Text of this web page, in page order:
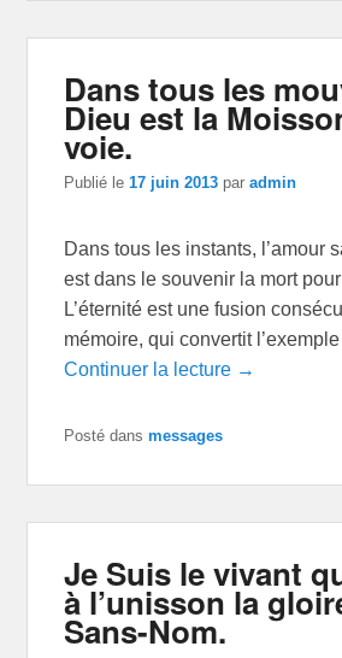
Dans tous les
Dieu est la
voie.
Publié le17 juin 2013 paradmin
Dans tous les instants, l’amour
est dans le souvenir la mort
L’éternité est une fusion
mémoire, qui convertit
Continuer la lecture →
Posté dans messages
Je Suis le vivant
à l’unisson la
Sans-Nom.